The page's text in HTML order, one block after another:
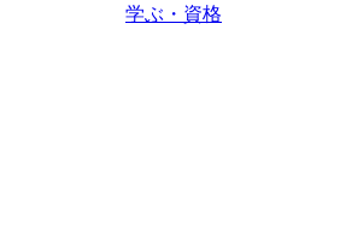
学ぶ・資格